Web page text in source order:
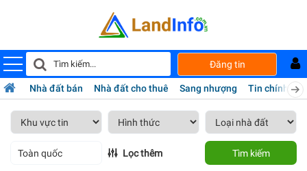
Đăng tin
Nhà đất bán Nhà đất cho thuê Sang nhượng Tin chính chủ
Toàn quốc Lọc thêm Tìm kiếm